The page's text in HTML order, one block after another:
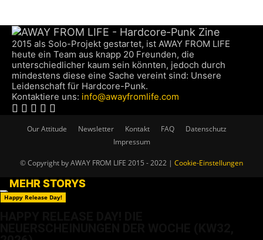
2015 als Solo-Projekt gestartet, ist AWAY FROM LIFE
heute ein Team aus knapp 20 Freunden, die
unterschiedlicher kaum sein könnten, jedoch durch
mindestens diese eine Sache vereint sind: Unsere
Leidenschaft für Hardcore-Punk.
Kontaktiere uns: info@awayfromlife.com
Our Attitude Newsletter Kontakt FAQ
Datenschutz
Impressum
© Copyright by AWAY FROM LIFE 2015 - 2022 | Cookie-Einstellungen
MEHR STORYS
Happy Release Day!